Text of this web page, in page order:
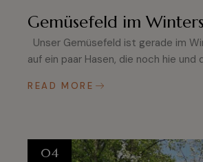
Gemüsefeld im
Unser Gemüsefeld ist gerade im
auf ein paar Hasen, die noch hie und
READ MORE
04